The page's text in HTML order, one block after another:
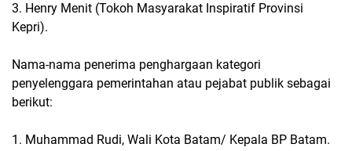
3. Henry Menit (Tokoh Masyarakat Inspiratif Provinsi
Kepri).
Nama-nama penerima penghargaan kategori
penyelenggara pemerintahan atau pejabat publik sebagai
berikut:
1. Muhammad Rudi, Wali Kota Batam/ Kepala BP Batam.